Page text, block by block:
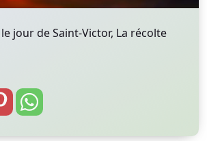
jour de Saint-Victor, La récolte